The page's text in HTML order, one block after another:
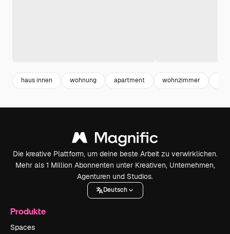
haus innen wohnung apartment wohnzimmer
Die kreative Plattform, um deine beste Arbeit zu verwirklichen.
Mehr als 1 Million Abonnenten unter Kreativen, Unternehmen,
Agenturen und Studios.
Deutsch
Produkte
Spaces